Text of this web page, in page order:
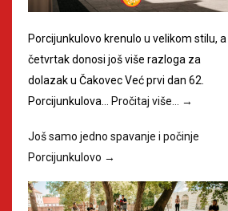
Porcijunkulovo krenulo u velikom stilu, a
četvrtak donosi još više razloga za
dolazak u Čakovec Već prvi dan 62.
Porcijunkulova… Pročitaj više… →
Još samo jedno spavanje i počinje
Porcijunkulovo →